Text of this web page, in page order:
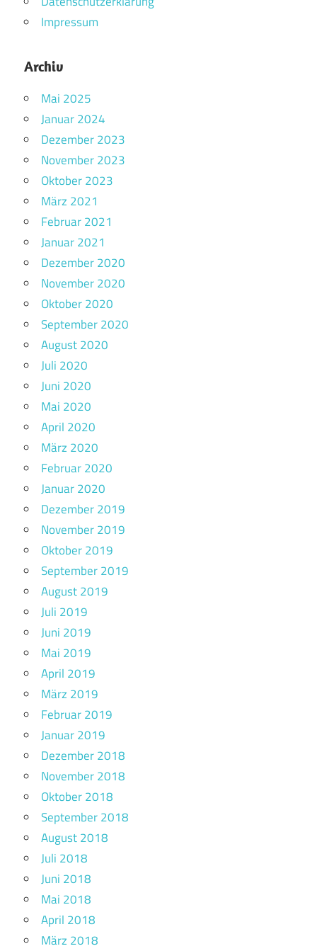
Impressum
Archiv
Mai 2025
Januar 2024
Dezember 2023
November 2023
Oktober 2023
März 2021
Februar 2021
Januar 2021
Dezember 2020
November 2020
Oktober 2020
September 2020
August 2020
Juli 2020
Juni 2020
Mai 2020
April 2020
März 2020
Februar 2020
Januar 2020
Dezember 2019
November 2019
Oktober 2019
September 2019
August 2019
Juli 2019
Juni 2019
Mai 2019
April 2019
März 2019
Februar 2019
Januar 2019
Dezember 2018
November 2018
Oktober 2018
September 2018
August 2018
Juli 2018
Juni 2018
Mai 2018
April 2018
März 2018